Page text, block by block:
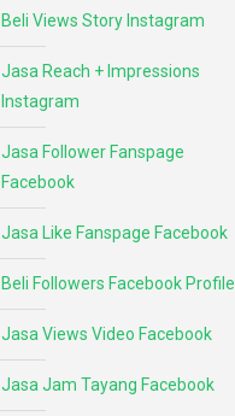
Beli Views Story Instagram
Jasa Reach + Impressions
Instagram
Jasa Follower Fanspage
Facebook
Jasa Like Fanspage Facebook
Beli Followers Facebook Profile
Jasa Views Video Facebook
Jasa Jam Tayang Facebook